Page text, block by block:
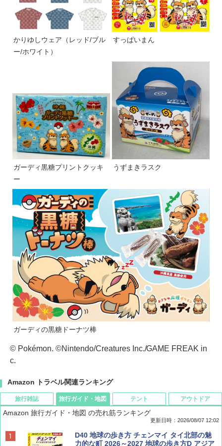
かりゆしウェア（レッド/ブル
ー/ホワイト）
すっぱいまん
ガーディ黒糖プリントクッキ
ー
うずまきラスク
ガーディの黒糖ドーナツ棒
© Pokémon. ©Nintendo/Creatures Inc./GAME FREAK in
c.
Amazon トラベル関連ランキング
旅行雑誌
ディズニーファン ２０２６年 ９月号 [雑
誌] (ＤＩＳＮＥＹ ＦＡＮ)
旅行ガイド・地図
Amazon 旅行ガイド・地図 の売れ筋ランキング
更新日時：2026/08/07 12:02
D40 地球の歩き方 チェンマイ タイ北部の魅
力的な町 2026～2027 地球の歩き方D アジア
テント アウトドア